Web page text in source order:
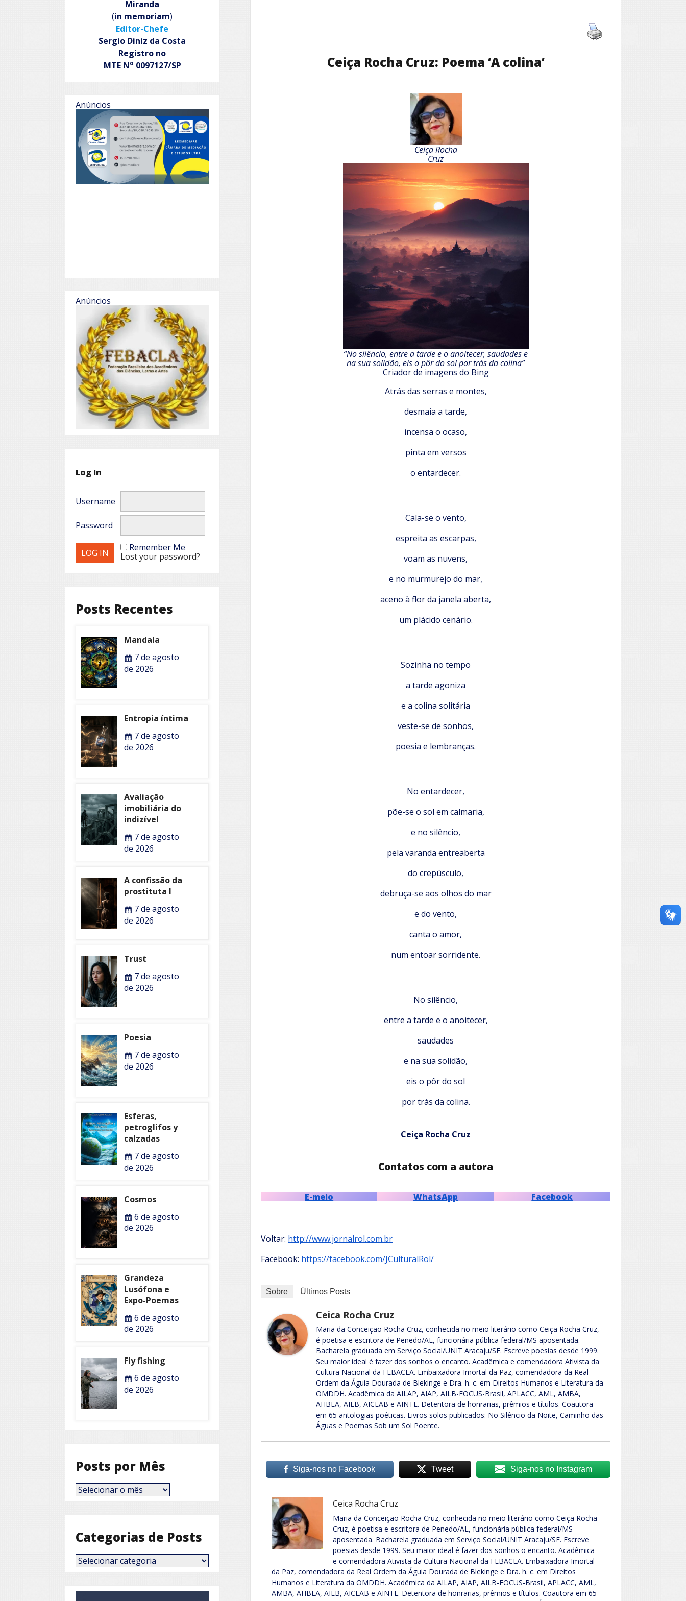
Ceiça Rocha Cruz: Poema ‘A colina’
Ceiça Rocha
Cruz
“No silêncio, entre a tarde e o anoitecer, saudades e
na sua solidão, eis o pôr do sol por trás da colina”
Criador de imagens do Bing
Atrás das serras e montes,
desmaia a tarde,
incensa o ocaso,
pinta em versos
o entardecer.
Cala-se o vento,
espreita as escarpas,
voam as nuvens,
e no murmurejo do mar,
aceno à flor da janela aberta,
um plácido cenário.
Sozinha no tempo
a tarde agoniza
e a colina solitária
veste-se de sonhos,
poesia e lembranças.
No entardecer,
põe-se o sol em calmaria,
e no silêncio,
pela varanda entreaberta
do crepúsculo,
debruça-se aos olhos do mar
e do vento,
canta o amor,
num entoar sorridente.
No silêncio,
entre a tarde e o anoitecer,
saudades
e na sua solidão,
eis o pôr do sol
por trás da colina.
Ceiça Rocha Cruz
Contatos com a autora
E-meio WhatsApp Facebook
Voltar: http://www.jornalrol.com.br
Facebook: https://facebook.com/JCulturalRol/
Sobre Últimos Posts
Ceica Rocha Cruz
Maria da Conceição Rocha Cruz, conhecida no meio literário como Ceiça Rocha Cruz,
é poetisa e escritora de Penedo/AL, funcionária pública federal/MS aposentada.
Bacharela graduada em Serviço Social/UNIT Aracaju/SE. Escreve poesias desde 1999.
Seu maior ideal é fazer dos sonhos o encanto. Acadêmica e comendadora Ativista da
Cultura Nacional da FEBACLA. Embaixadora Imortal da Paz, comendadora da Real
Ordem da Águia Dourada de Blekinge e Dra. h. c. em Direitos Humanos e Literatura da
OMDDH. Acadêmica da AILAP, AIAP, AILB-FOCUS-Brasil, APLACC, AML, AMBA,
AHBLA, AIEB, AICLAB e AINTE. Detentora de honrarias, prêmios e títulos. Coautora
em 65 antologias poéticas. Livros solos publicados: No Silêncio da Noite, Caminho das
Águas e Poemas Sob um Sol Poente.
Siga-nos no Facebook Tweet Siga-nos no Instagram
Ceica Rocha Cruz
Maria da Conceição Rocha Cruz, conhecida no meio literário como Ceiça Rocha
Cruz, é poetisa e escritora de Penedo/AL, funcionária pública federal/MS
aposentada. Bacharela graduada em Serviço Social/UNIT Aracaju/SE. Escreve
poesias desde 1999. Seu maior ideal é fazer dos sonhos o encanto. Acadêmica
e comendadora Ativista da Cultura Nacional da FEBACLA. Embaixadora Imortal
da Paz, comendadora da Real Ordem da Águia Dourada de Blekinge e Dra. h. c. em Direitos
Humanos e Literatura da OMDDH. Acadêmica da AILAP, AIAP, AILB-FOCUS-Brasil, APLACC, AML,
AMBA, AHBLA, AIEB, AICLAB e AINTE. Detentora de honrarias, prêmios e títulos. Coautora em 65
Miranda
(in memoriam)
Editor-Chefe
Sergio Diniz da Costa
Registro no
MTE No 0097127/SP
Anúncios
Anúncios
Log In
Username
Password
Remember Me
Lost your password?
Posts Recentes
Mandala
7 de agosto
de 2026
Entropia íntima
7 de agosto
de 2026
Avaliação
imobiliária do
indizível
7 de agosto
de 2026
A confissão da
prostituta I
7 de agosto
de 2026
Trust
7 de agosto
de 2026
Poesia
7 de agosto
de 2026
Esferas,
petroglifos y
calzadas
7 de agosto
de 2026
Cosmos
6 de agosto
de 2026
Grandeza
Lusófona e
Expo-Poemas
6 de agosto
de 2026
Fly fishing
6 de agosto
de 2026
Posts por Mês
Posts
por
Categorias de Posts
Categorias
de